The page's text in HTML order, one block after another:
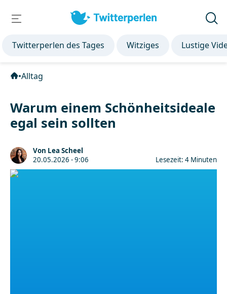
Twitterperlen des Tages Witziges Lustige
•Alltag
Warum einem Schönheitsideale
egal sein sollten
Von Lea Scheel
20.05.2026 - 9:06
Lesezeit: 4 Minuten